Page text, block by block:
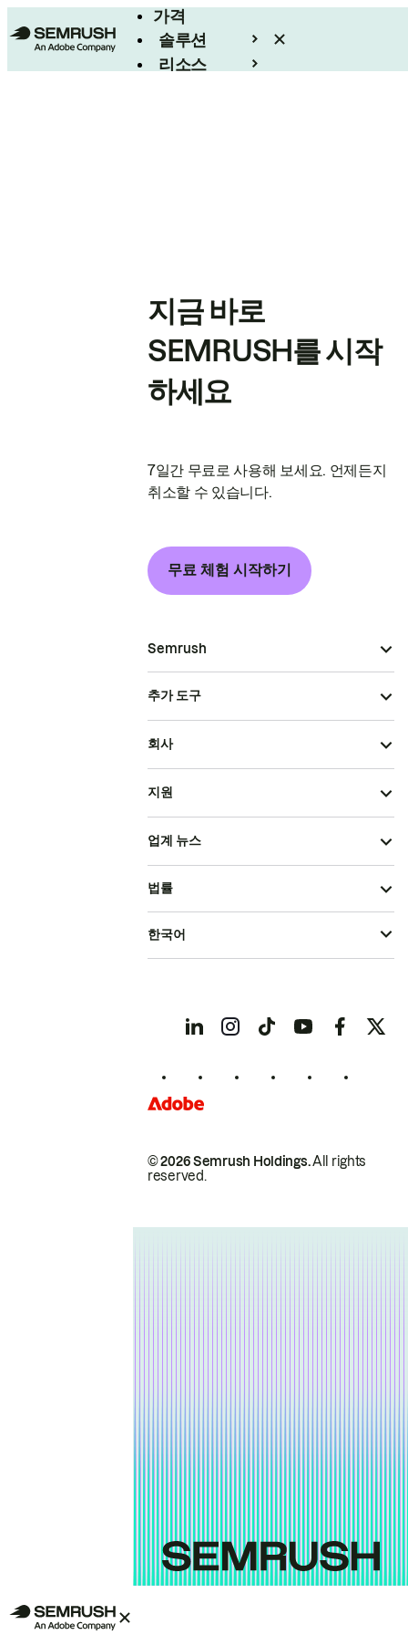
가격
솔루션
리소스
지금 바로
SEMRUSH를 시작
하세요
7일간 무료로 사용해 보세요. 언제든지
취소할 수 있습니다.
무료 체험 시작하기
Semrush
추가 도구
회사
지원
업계 뉴스
© 2026 Semrush Holdings.All rights
reserved.
법률
한국어